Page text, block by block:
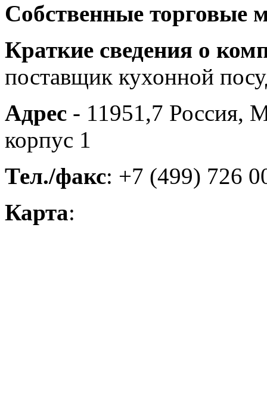
Собственные торговые
Краткие сведения о
поставщик кухонной
Адрес - 11951,7 Россия,
корпус 1
Тел./факс: +7 (499) 726
Карта: